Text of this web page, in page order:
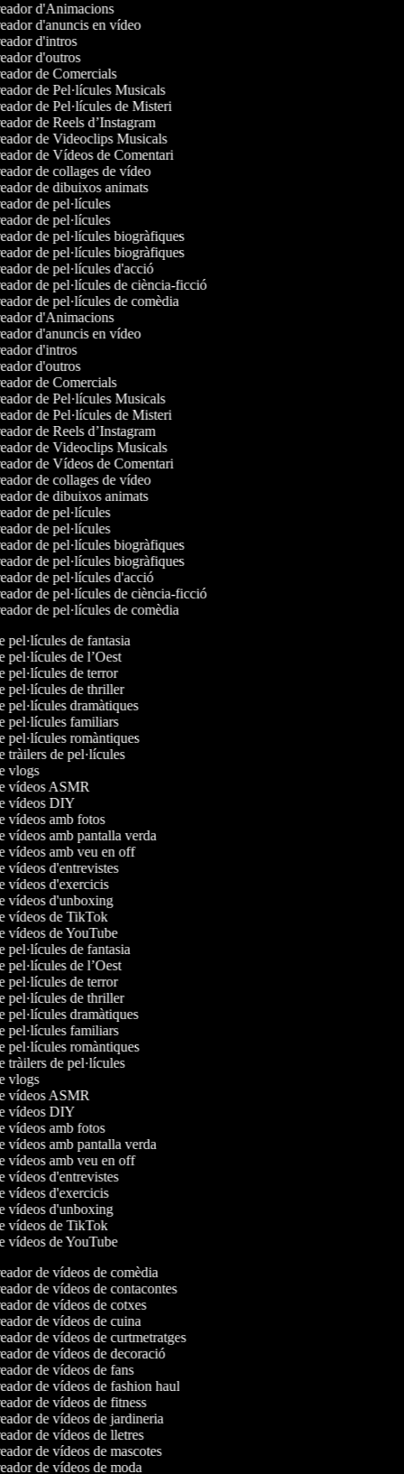
d'Animacions
d'anuncis en vídeo
d'intros
d'outros
de Comercials
de Pel·lícules Musicals
de Pel·lícules de Misteri
de Reels d’Instagram
de Videoclips Musicals
de Vídeos de Comentari
de collages de vídeo
de dibuixos animats
de pel·lícules
de pel·lícules
de pel·lícules biogràfiques
de pel·lícules biogràfiques
de pel·lícules d'acció
de pel·lícules de ciència-ficció
de pel·lícules de comèdia
d'Animacions
d'anuncis en vídeo
d'intros
d'outros
de Comercials
de Pel·lícules Musicals
de Pel·lícules de Misteri
de Reels d’Instagram
de Videoclips Musicals
de Vídeos de Comentari
de collages de vídeo
de dibuixos animats
de pel·lícules
de pel·lícules
de pel·lícules biogràfiques
de pel·lícules biogràfiques
de pel·lícules d'acció
de pel·lícules de ciència-ficció
de pel·lícules de comèdia
pel·lícules de fantasia
pel·lícules de l’Oest
pel·lícules de terror
pel·lícules de thriller
pel·lícules dramàtiques
pel·lícules familiars
pel·lícules romàntiques
tràilers de pel·lícules
vlogs
vídeos ASMR
vídeos DIY
vídeos amb fotos
vídeos amb pantalla verda
vídeos amb veu en off
vídeos d'entrevistes
vídeos d'exercicis
vídeos d'unboxing
vídeos de TikTok
vídeos de YouTube
pel·lícules de fantasia
pel·lícules de l’Oest
pel·lícules de terror
pel·lícules de thriller
pel·lícules dramàtiques
pel·lícules familiars
pel·lícules romàntiques
tràilers de pel·lícules
vlogs
vídeos ASMR
vídeos DIY
vídeos amb fotos
vídeos amb pantalla verda
vídeos amb veu en off
vídeos d'entrevistes
vídeos d'exercicis
vídeos d'unboxing
vídeos de TikTok
vídeos de YouTube
de vídeos de comèdia
de vídeos de contacontes
de vídeos de cotxes
de vídeos de cuina
de vídeos de curtmetratges
de vídeos de decoració
de vídeos de fans
de vídeos de fashion haul
de vídeos de fitness
de vídeos de jardineria
de vídeos de lletres
de vídeos de mascotes
de vídeos de moda